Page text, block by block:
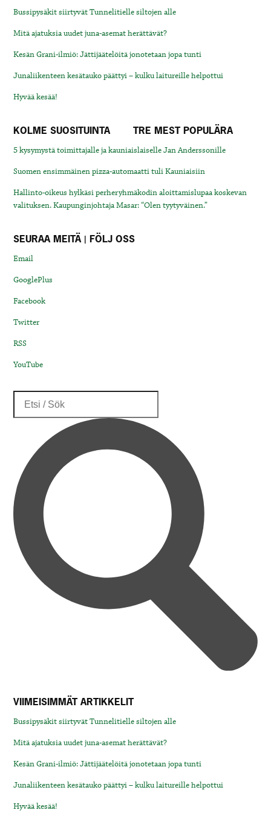
Bussipysäkit siirtyvät Tunnelitielle siltojen alle
Mitä ajatuksia uudet juna-asemat herättävät?
Kesän Grani-ilmiö: Jättijäätelöitä jonotetaan jopa tunti
Junaliikenteen kesätauko päättyi – kulku laitureille helpottui
Hyvää kesää!
KOLME SUOSITUINTA TRE MEST POPULÄRA
5 kysymystä toimittajalle ja kauniaislaiselle Jan Anderssonille
Suomen ensimmäinen pizza-automaatti tuli Kauniaisiin
Hallinto-oikeus hylkäsi perheryhmäkodin aloittamislupaa koskevan
valituksen. Kaupunginjohtaja Masar: “Olen tyytyväinen.”
SEURAA MEITÄ | FÖLJ OSS
Email
GooglePlus
Facebook
Twitter
RSS
YouTube
VIIMEISIMMÄT ARTIKKELIT
Bussipysäkit siirtyvät Tunnelitielle siltojen alle
Mitä ajatuksia uudet juna-asemat herättävät?
Kesän Grani-ilmiö: Jättijäätelöitä jonotetaan jopa tunti
Junaliikenteen kesätauko päättyi – kulku laitureille helpottui
Hyvää kesää!